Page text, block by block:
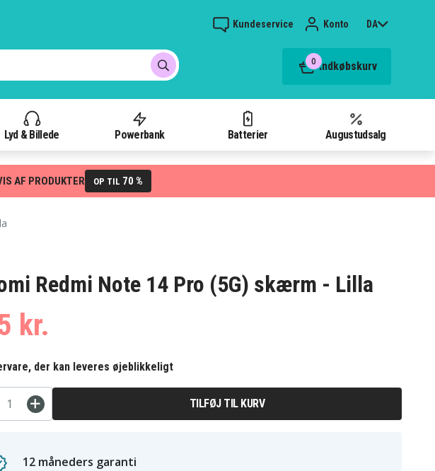
Kundeservice Konto DA
0 Indkøbskurv
Lyd & Billede Powerbank Batterier Augustudsalg
AF PRODUKTER OP TIL 70 %
Redmi Note 14 Pro (5G) skærm - Lilla
kr.
der kan leveres øjeblikkeligt
TILFØJ TIL KURV
12 måneders garanti